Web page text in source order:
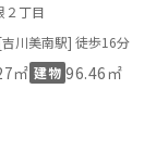
２丁目
川美南駅] 徒歩16分
㎡ 建物 96.46㎡